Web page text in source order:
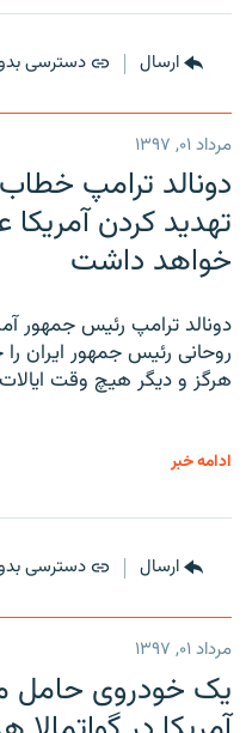
ارسال دسترسی
مرداد ۰۱, ۱۳۹۷
دونالد ترامپ
تهدید کردن
خواهد داشت
دونالد ترامپ رئیس جمهور
روحانی رئیس جمهور ایران
هرگز و دیگر هیچ وقت
ادامه خبر
ارسال دسترسی
مرداد ۰۱, ۱۳۹۷
یک خودروی حامل